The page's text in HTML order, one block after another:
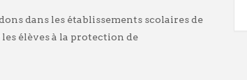
dans les établissements scolaires de
élèves à la protection de